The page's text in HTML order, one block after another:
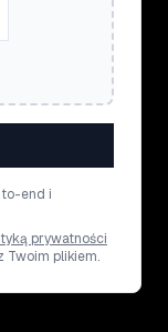
end i
prywatności
Twoim plikiem.